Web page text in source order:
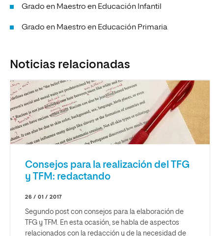
Grado en Maestro en Educación Infantil
Grado en Maestro en Educación Primaria
Noticias relacionadas
Consejos para la realización del TFG
y TFM: redactando
26 / 01 / 2017
Segundo post con consejos para la elaboración de
TFG y TFM. En esta ocasión, se habla de aspectos
relacionados con la redacción y de la necesidad de